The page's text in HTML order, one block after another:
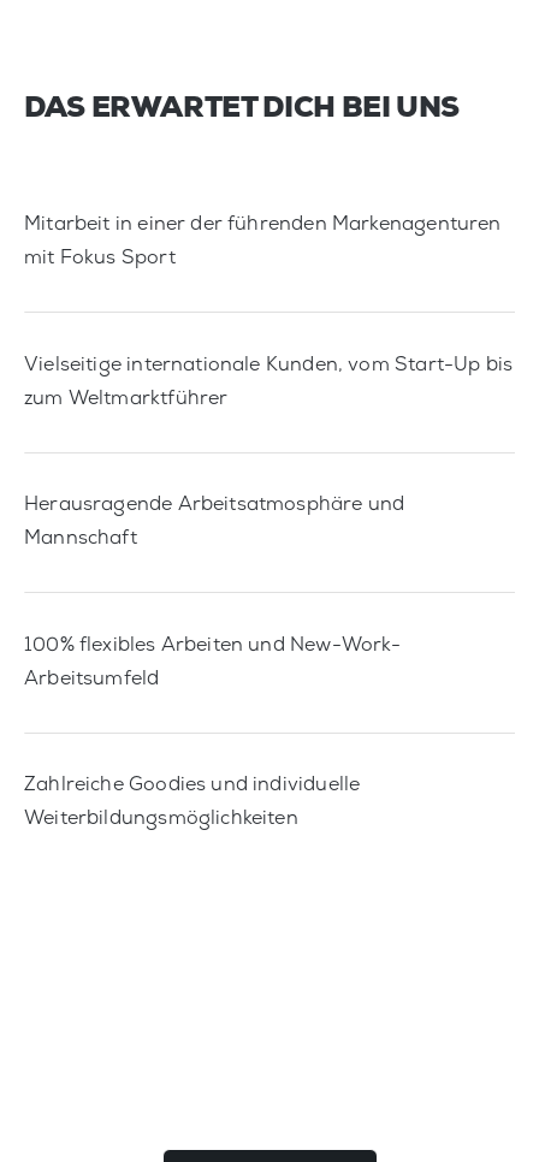
DAS ERWARTET DICH BEI UNS
Mitarbeit in einer der führenden Markenagenturen
mit Fokus Sport
Vielseitige internationale Kunden, vom Start-Up bis
zum Weltmarktführer
Herausragende Arbeitsatmosphäre und
Mannschaft
100% flexibles Arbeiten und New-Work-
Arbeitsumfeld
Zahlreiche Goodies und individuelle
Weiterbildungsmöglichkeiten